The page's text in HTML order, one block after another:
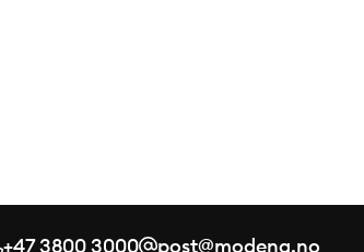
+47 3800 3000 post@modena.no